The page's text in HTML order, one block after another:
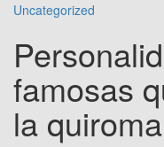
Uncategorized
famosas
la